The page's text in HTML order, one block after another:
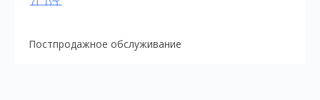
Постпродажное обслуживание